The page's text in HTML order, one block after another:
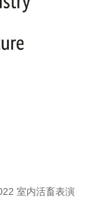
室内活畜表演